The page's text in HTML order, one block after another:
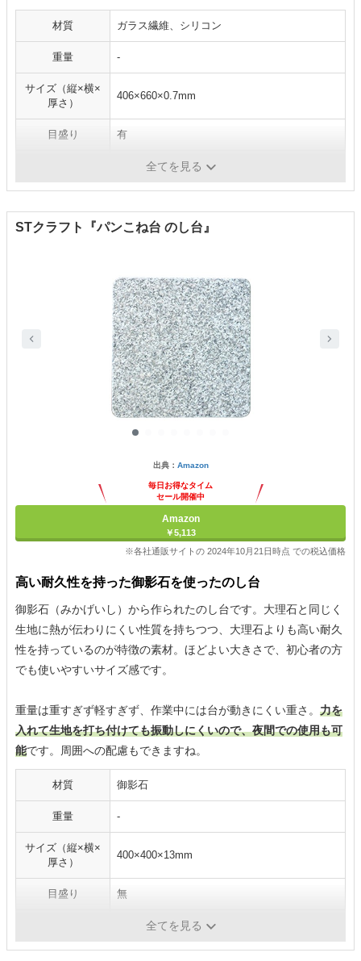
材質 ガラス繊維、シリコン
重量 -
サイズ（縦×横×
厚さ）
406×660×0.7mm
目盛り 有
－34℃～243℃
全てを見る
STクラフト『パンこね台 のし台』
出典： Amazon
毎日お得なタイム
セール開催中
Amazon
￥5,113
※各社通販サイトの 2024年10月21日時点 での税込価格
高い耐久性を持った御影石を使ったのし台
御影石（みかげいし）から作られたのし台です。大理石と同じく
生地に熱が伝わりにくい性質を持ちつつ、大理石よりも高い耐久
性を持っているのが特徴の素材。ほどよい大きさで、初心者の方
でも使いやすいサイズ感です。
重量は重すぎず軽すぎず、作業中には台が動きにくい重さ。 力を
入れて生地を打ち付けても振動しにくいので、夜間での使用も可
能です。周囲への配慮もできますね。
材質 御影石
重量 -
サイズ（縦×横×
厚さ）
400×400×13mm
目盛り 無
全てを見る